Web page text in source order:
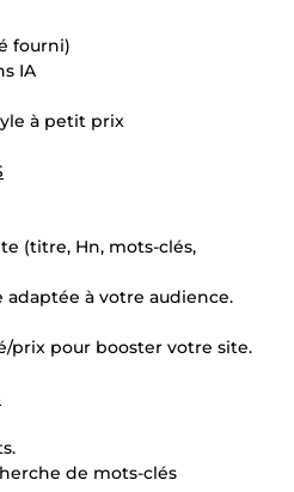
fourni)
IA
à petit prix
(titre, Hn, mots-clés,
à votre audience.
prix pour booster votre site.
de mots-clés